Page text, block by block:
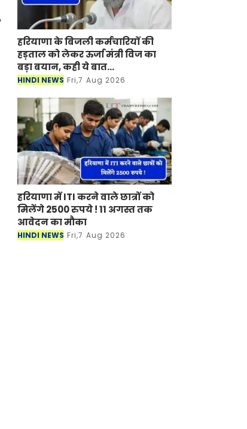
हरियाणा के बिजली कर्मचारियों की
हड़ताल को लेकर ऊर्जा मंत्री विज का
बड़ा बयान, कही ये बात...
HINDI NEWS Fri,7 Aug 2026
हरियाणा में ITI करने वाले छात्रों को
मिलेंगे 2500 रुपये ! 11 अगस्त तक
आवेदन का मौका
HINDI NEWS Fri,7 Aug 2026